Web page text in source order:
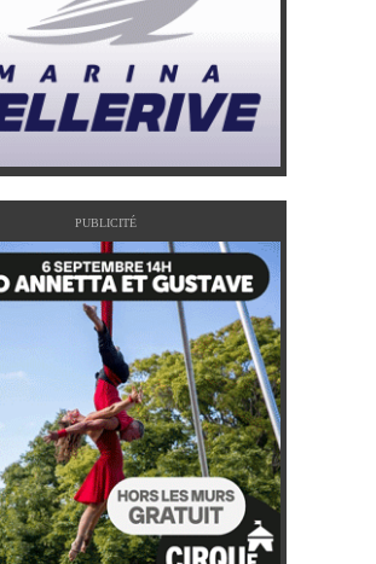
PUBLICITÉ